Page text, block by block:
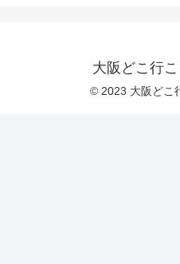
大阪どこ行
© 2023 大阪どこ